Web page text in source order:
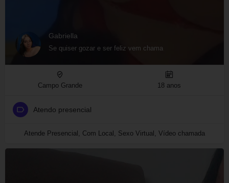
Gabriella
Se quiser gozar e ser feliz vem chama
Campo Grande 18 anos
Atendo presencial
Atende Presencial, Com Local, Sexo Virtual, Vídeo chamada